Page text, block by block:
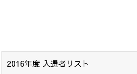
2016年度 入選者リスト